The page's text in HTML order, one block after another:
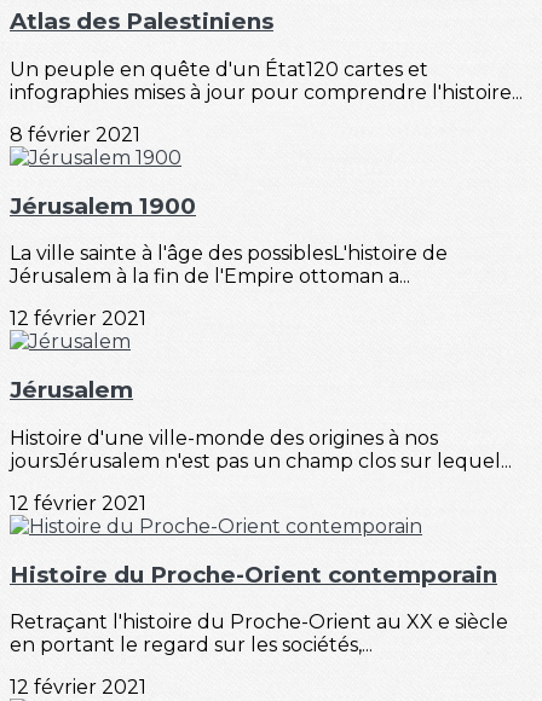
Atlas des Palestiniens
Un peuple en quête d'un État120 cartes et
infographies mises à jour pour comprendre l'histoire...
8 février 2021
Jérusalem 1900
La ville sainte à l'âge des possiblesL'histoire de
Jérusalem à la fin de l'Empire ottoman a...
12 février 2021
Jérusalem
Histoire d'une ville-monde des origines à nos
joursJérusalem n'est pas un champ clos sur lequel...
12 février 2021
Histoire du Proche-Orient contemporain
Retraçant l'histoire du Proche-Orient au XX e siècle
en portant le regard sur les sociétés,...
12 février 2021